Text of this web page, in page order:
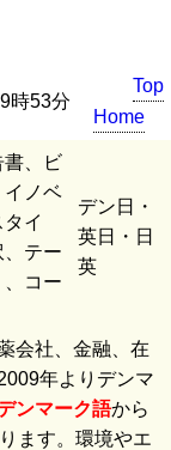
時53分
Top
Home
書、ビ
イノベ
イ
、テー
コー
デン日・
英日・日
英
会社、金融、在
年よりデンマ
ンマーク語から
ます。環境やエ